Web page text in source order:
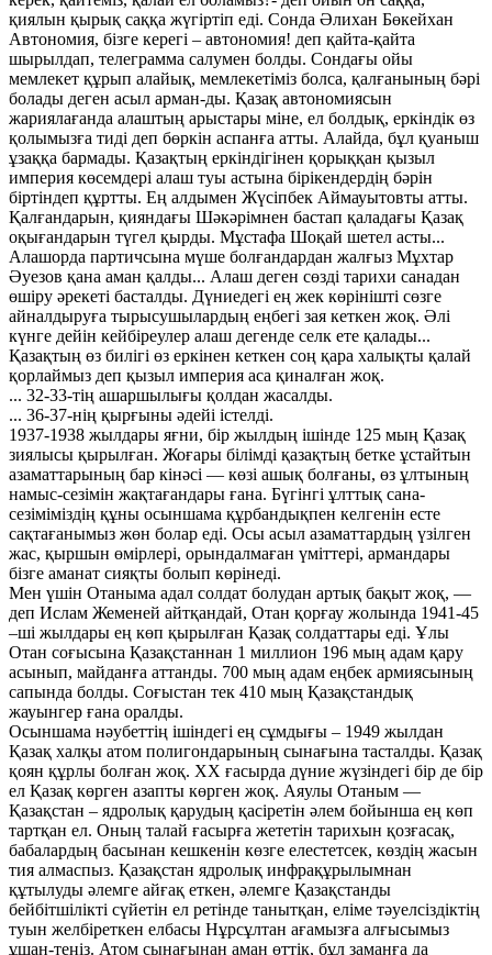
қиялын қырық саққа жүгіртіп еді. Сонда Әлихан Бөкейхан
Автономия, бізге керегі – автономия! деп қайта-қайта
шырылдап, телеграмма салумен болды. Сондағы ойы
мемлекет құрып алайық, мемлекетіміз болса, қалғанының бәрі
болады деген асыл арман-ды. Қазақ автономиясын
жариялағанда алаштың арыстары міне, ел болдық, еркіндік өз
қолымызға тиді деп бөркін аспанға атты. Алайда, бұл қуаныш
ұзаққа бармады. Қазақтың еркіндігінен қорыққан қызыл
империя көсемдері алаш туы астына бірікендердің бәрін
біртіндеп құртты. Ең алдымен Жүсіпбек Аймауытовты атты.
Қалғандарын, қияндағы Шәкәрімнен бастап қаладағы Қазақ
оқығандарын түгел қырды. Мұстафа Шоқай шетел асты...
Алашорда партичсына мүше болғандардан жалғыз Мұхтар
Әуезов қана аман қалды... Алаш деген сөзді тарихи санадан
өшіру әрекеті басталды. Дүниедегі ең жек көрінішті сөзге
айналдыруға тырысушылардың еңбегі зая кеткен жоқ. Әлі
күнге дейін кейбіреулер алаш дегенде селк ете қалады...
Қазақтың өз билігі өз еркінен кеткен соң қара халықты қалай
қорлаймыз деп қызыл империя аса қиналған жоқ.
... 32-33-тің ашаршылығы қолдан жасалды.
... 36-37-нің қырғыны әдейі істелді.
1937-1938 жылдары яғни, бір жылдың ішінде 125 мың Қазақ
зиялысы қырылған. Жоғары білімді қазақтың бетке ұстайтын
азаматтарының бар кінәсі — көзі ашық болғаны, өз ұлтының
намыс-сезімін жақтағандары ғана. Бүгінгі ұлттық сана-
сезіміміздің құны осыншама құрбандықпен келгенін есте
сақтағанымыз жөн болар еді. Осы асыл азаматтардың үзілген
жас, қыршын өмірлері, орындалмаған үміттері, армандары
бізге аманат сияқты болып көрінеді.
Мен үшін Отаныма адал солдат болудан артық бақыт жоқ, —
деп Ислам Жеменей айтқандай, Отан қорғау жолында 1941-45
–ші жылдары ең көп қырылған Қазақ солдаттары еді. Ұлы
Отан соғысына Қазақстаннан 1 миллион 196 мың адам қару
асынып, майданға аттанды. 700 мың адам еңбек армиясының
сапында болды. Соғыстан тек 410 мың Қазақстандық
жауынгер ғана оралды.
Осыншама нәубеттің ішіндегі ең сұмдығы – 1949 жылдан
Қазақ халқы атом полигондарының сынағына тасталды. Қазақ
қоян құрлы болған жоқ. XX ғасырда дүние жүзіндегі бір де бір
ел Қазақ көрген азапты көрген жоқ. Аяулы Отаным —
Қазақстан – ядролық қарудың қасіретін әлем бойынша ең көп
тартқан ел. Оның талай ғасырға жететін тарихын қозғасақ,
бабалардың басынан кешкенін көзге елестетсек, көздің жасын
тия алмаспыз. Қазақстан ядролық инфрақұрылымнан
құтылуды әлемге айғақ еткен, әлемге Қазақстанды
бейбітшілікті сүйетін ел ретінде танытқан, еліме тәуелсіздіктің
туын желбіреткен елбасы Нұрсұлтан ағамызға алғысымыз
ұшан-теңіз. Атом сынағынан аман өттік, бұл заманға да